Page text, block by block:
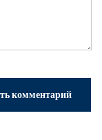
комментарий